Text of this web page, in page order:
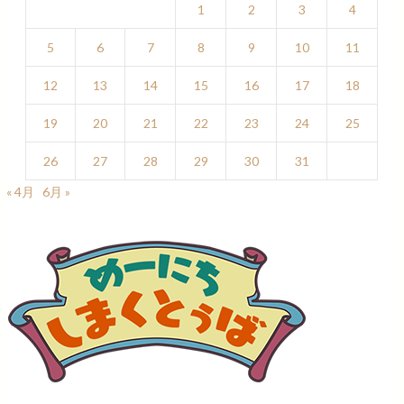
1 2 3 4
5 6 7 8 9 10 11
12 13 14 15 16 17 18
19 20 21 22 23 24 25
26 27 28 29 30
31
« 4月
6月 »